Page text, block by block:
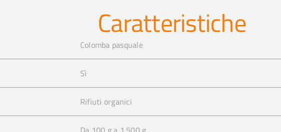
Caratteristiche
Colomba pasquale
Sì
Rifiuti organici